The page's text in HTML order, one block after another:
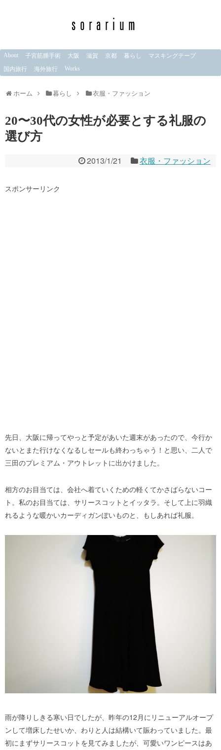
About 子宮筋腫手術 大阪 滋賀 京都 暮らし
マスキングテープ
国内旅行
海外旅行 Works
ホーム 暮らし 衣服・ファッション
20〜30代の女性が必要とする礼服の
選び方
2013/1/21 衣服・ファッション
スポンサーリンク
先日、大阪に帰ってやっと予定があいた週末があったので、今行か
ないとまた行けなくなるしセールも終わっちゃう！と思い、二人で
三田のプレミアム・アウトレットに出かけました。
相方のお目当ては、会社へ着ていくための軽くてかさばらないコー
ト。私のお目当ては、サリースコットとイッタラ。そして上に羽織
れるような暖かいカーディガンぽいものと、もしあれば礼服。
雨が降りしきる寒い日でしたが、昨年の12月にリニューアルオープ
ンして増床したせいか、わりと人は結構いて賑わっていました。最
初にまずサリースコットを見てみましたが、可愛いワンピースはあ